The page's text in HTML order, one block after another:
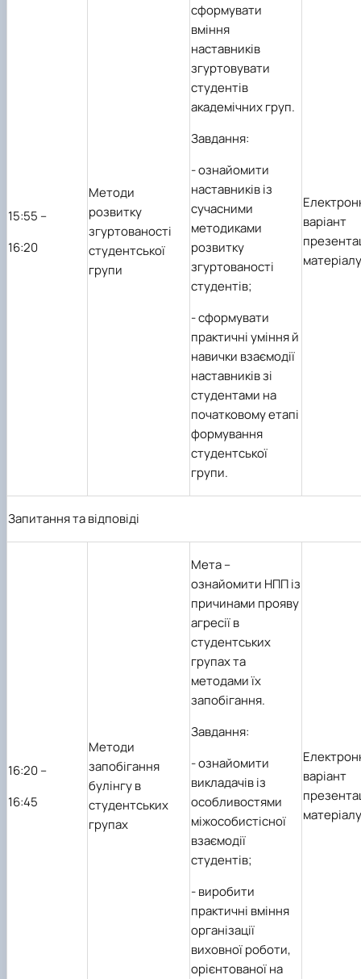
15:55 –
16:20
Методи
розвитку
згуртованості
студентської
групи
сформувати
вміння
наставників
згуртовувати
студентів
академічних груп.
Завдання:
- ознайомити
наставників із
сучасними
методиками
розвитку
згуртованості
студентів;
- сформувати
практичні уміння й
навички взаємодії
наставників зі
студентами на
початковому етапі
формування
студентської
групи.
варіант
матеріалу
Запитання та відповіді
16:20 –
16:45
Методи
запобігання
булінгу в
студентських
групах
Мета–
ознайомити НПП із
причинами прояву
агресії в
студентських
групах та
методами їх
запобігання.
Завдання:
-ознайомити
викладачів із
особливостями
міжособистісної
взаємодії
студентів;
-виробити
практичні вміння
організації
виховної роботи,
орієнтованої на
варіант
матеріалу